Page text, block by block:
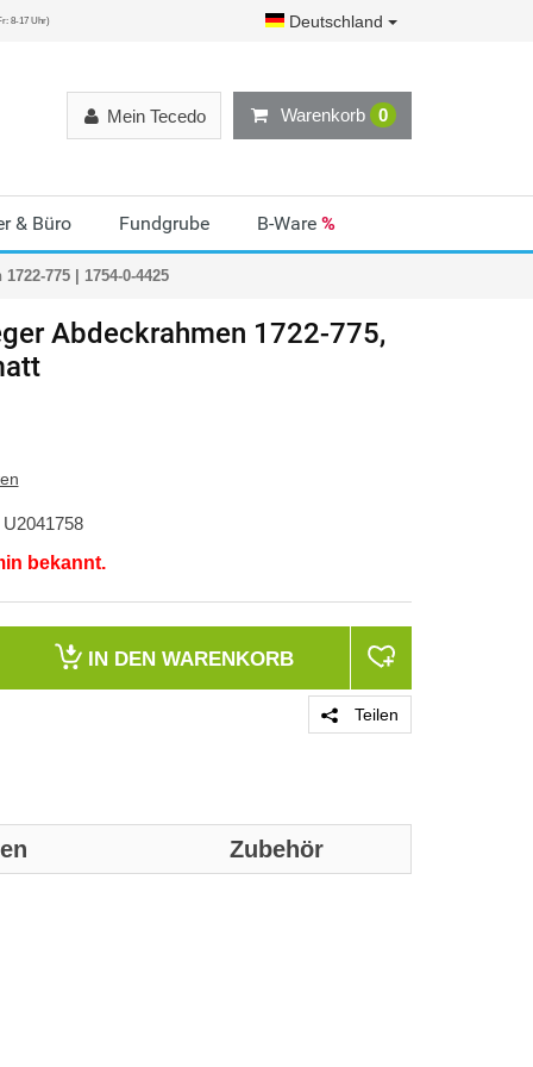
8-17 Uhr) Deutschland
Warenkorb 0
Mein Tecedo
& Büro Fundgrube B-Ware %
775 | 1754-0-4425
Abdeckrahmen 1722-775,
U2041758
bekannt.
IN DEN WARENKORB
Teilen
Zubehör